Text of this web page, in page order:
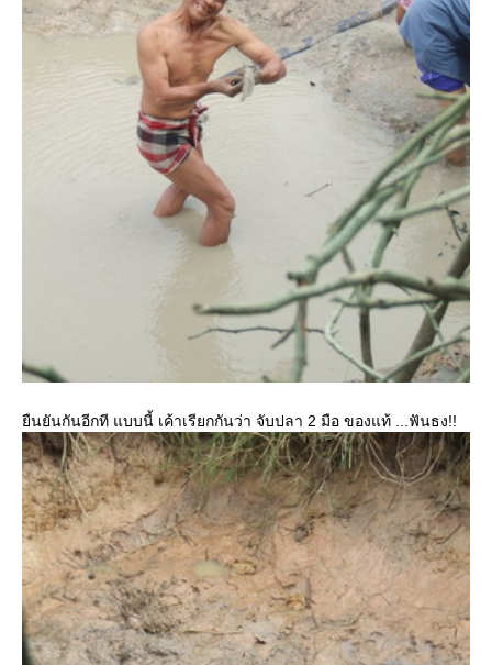
ยืนยันกันอีกที แบบนี้ เค้าเรียกกันว่า จับปลา 2 มือ ของแท้ ...ฟันธง!!